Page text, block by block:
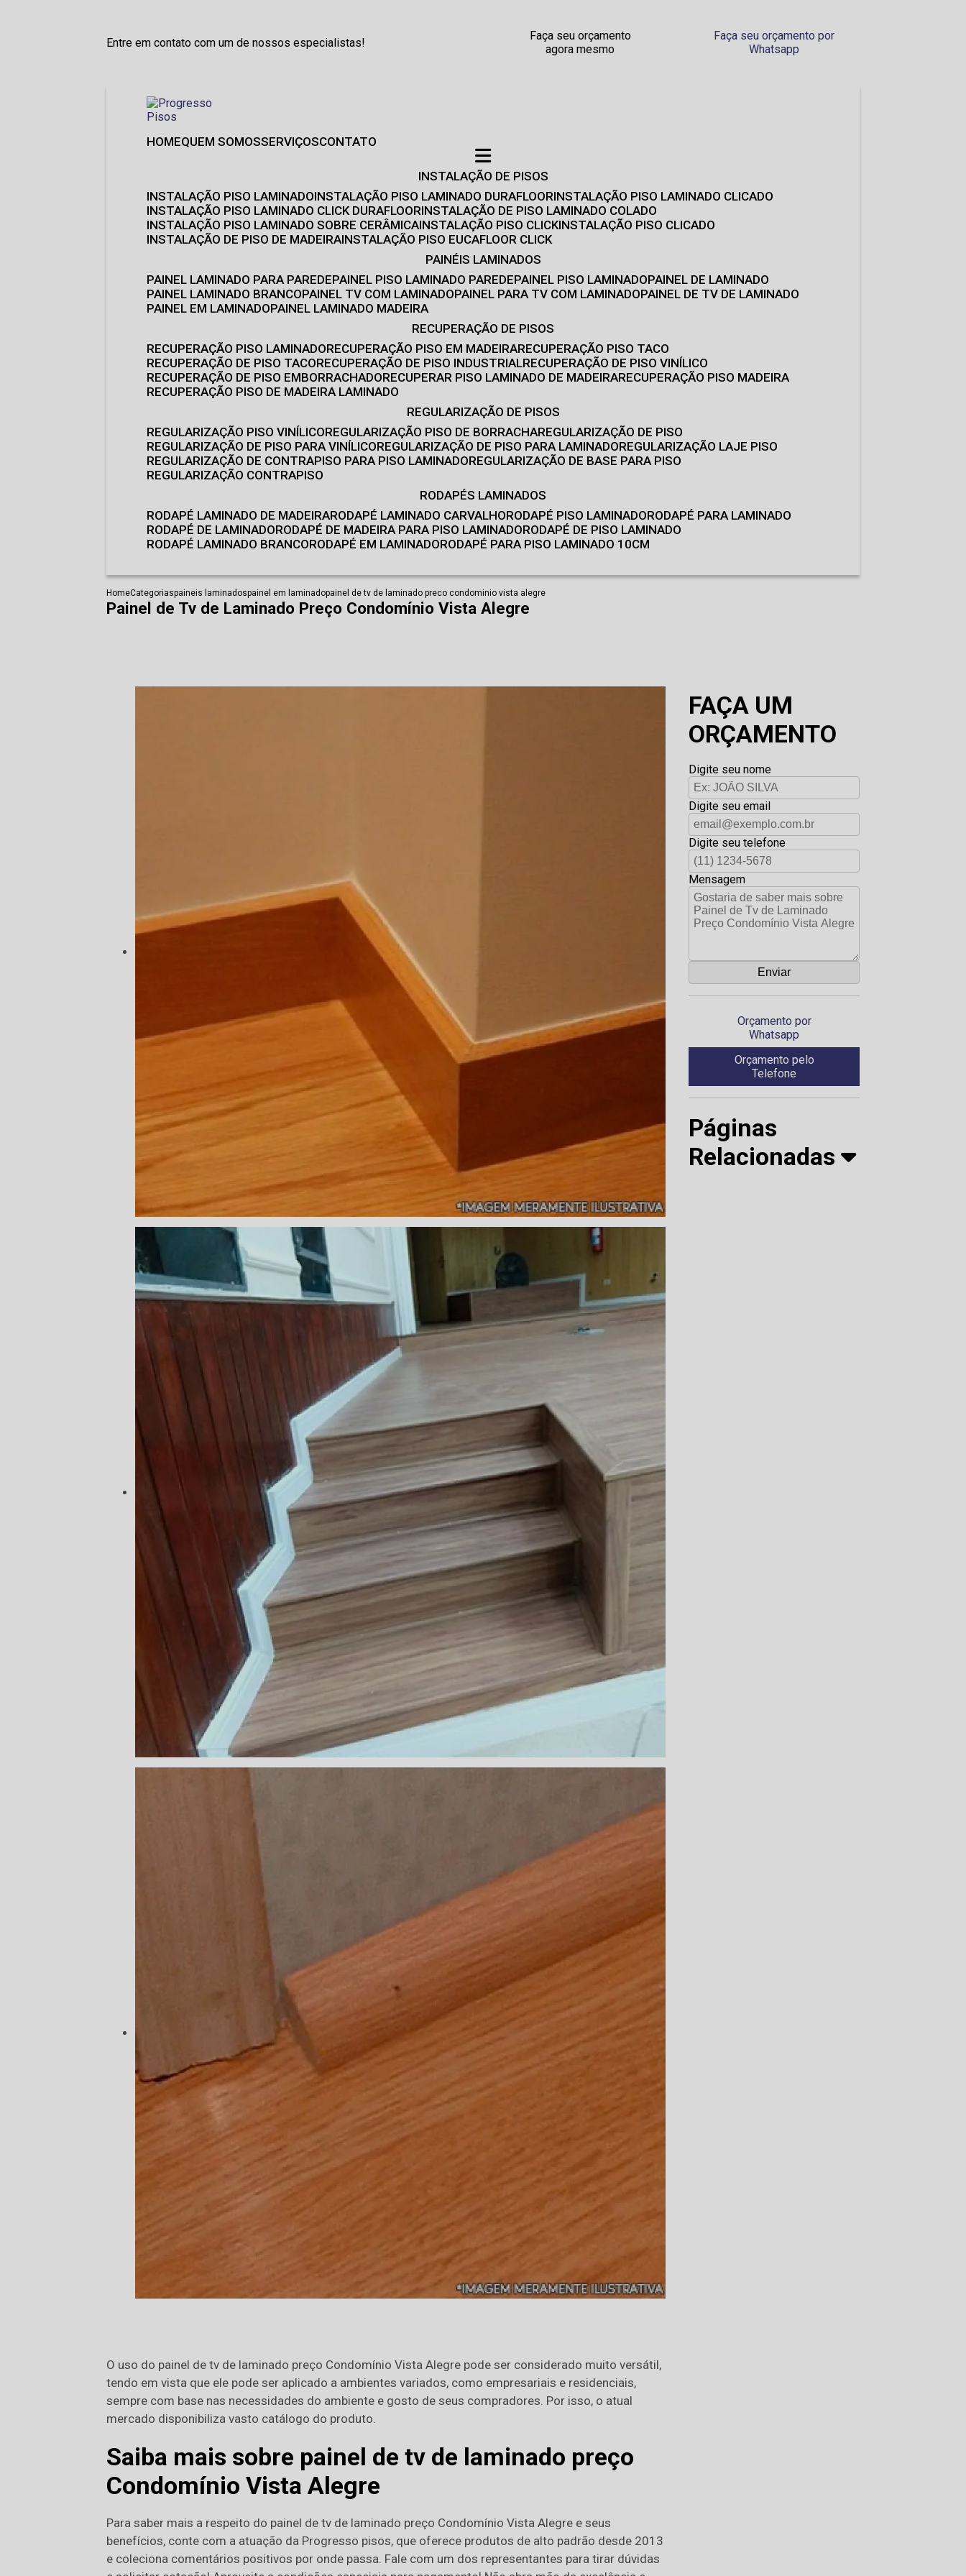
Entre em contato com um de nossos especialistas!
Faça seu orçamento
agora mesmo
Faça seu orçamento por
Whatsapp
HOME QUEM SOMOS SERVIÇOS CONTATO
INSTALAÇÃO DE PISOS
INSTALAÇÃO PISO LAMINADO INSTALAÇÃO PISO LAMINADO DURAFLOOR INSTALAÇÃO PISO LAMINADO CLICADO
INSTALAÇÃO PISO LAMINADO CLICK DURAFLOOR INSTALAÇÃO DE PISO LAMINADO COLADO
INSTALAÇÃO PISO LAMINADO SOBRE CERÂMICA INSTALAÇÃO PISO CLICK INSTALAÇÃO PISO CLICADO
INSTALAÇÃO DE PISO DE MADEIRA INSTALAÇÃO PISO EUCAFLOOR CLICK
PAINÉIS LAMINADOS
PAINEL LAMINADO PARA PAREDE PAINEL PISO LAMINADO PAREDE PAINEL PISO LAMINADO PAINEL DE LAMINADO
PAINEL LAMINADO BRANCO PAINEL TV COM LAMINADO PAINEL PARA TV COM LAMINADO PAINEL DE TV DE LAMINADO
PAINEL EM LAMINADO PAINEL LAMINADO MADEIRA
RECUPERAÇÃO DE PISOS
RECUPERAÇÃO PISO LAMINADO RECUPERAÇÃO PISO EM MADEIRA RECUPERAÇÃO PISO TACO
RECUPERAÇÃO DE PISO TACO RECUPERAÇÃO DE PISO INDUSTRIAL RECUPERAÇÃO DE PISO VINÍLICO
RECUPERAÇÃO DE PISO EMBORRACHADO RECUPERAR PISO LAMINADO DE MADEIRA RECUPERAÇÃO PISO MADEIRA
RECUPERAÇÃO PISO DE MADEIRA LAMINADO
REGULARIZAÇÃO DE PISOS
REGULARIZAÇÃO PISO VINÍLICO REGULARIZAÇÃO PISO DE BORRACHA REGULARIZAÇÃO DE PISO
REGULARIZAÇÃO DE PISO PARA VINÍLICO REGULARIZAÇÃO DE PISO PARA LAMINADO REGULARIZAÇÃO LAJE PISO
REGULARIZAÇÃO DE CONTRAPISO PARA PISO LAMINADO REGULARIZAÇÃO DE BASE PARA PISO
REGULARIZAÇÃO CONTRAPISO
RODAPÉS LAMINADOS
RODAPÉ LAMINADO DE MADEIRA RODAPÉ LAMINADO CARVALHO RODAPÉ PISO LAMINADO RODAPÉ PARA LAMINADO
RODAPÉ DE LAMINADO RODAPÉ DE MADEIRA PARA PISO LAMINADO RODAPÉ DE PISO LAMINADO
RODAPÉ LAMINADO BRANCO RODAPÉ EM LAMINADO RODAPÉ PARA PISO LAMINADO 10CM
HomeCategoriaspaineis laminadospainel em laminadopainel de tv de laminado preco condominio vista alegre
Painel de Tv de Laminado Preço Condomínio Vista Alegre
O uso do painel de tv de laminado preço Condomínio Vista Alegre pode ser considerado muito versátil,
tendo em vista que ele pode ser aplicado a ambientes variados, como empresariais e residenciais,
sempre com base nas necessidades do ambiente e gosto de seus compradores. Por isso, o atual
mercado disponibiliza vasto catálogo do produto.
Saiba mais sobre painel de tv de laminado preço
Condomínio Vista Alegre
Para saber mais a respeito do painel de tv de laminado preço Condomínio Vista Alegre e seus
benefícios, conte com a atuação da Progresso pisos, que oferece produtos de alto padrão desde 2013
e coleciona comentários positivos por onde passa. Fale com um dos representantes para tirar dúvidas
FAÇA UM
ORÇAMENTO
Digite seu nome
Digite seu email
Digite seu telefone
Mensagem
Orçamento por
Whatsapp
Orçamento pelo
Telefone
Páginas
Relacionadas